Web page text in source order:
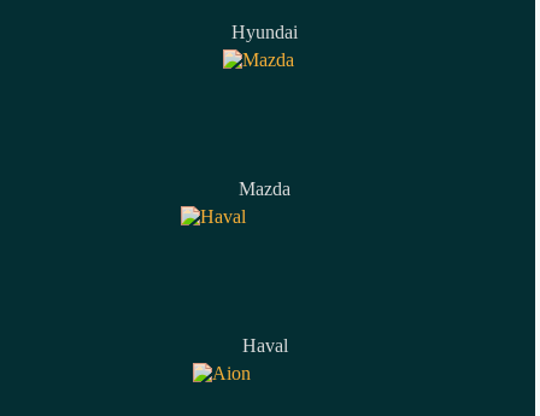
Hyundai
Mazda
Haval